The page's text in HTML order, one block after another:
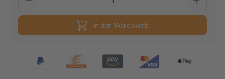
In den Warenkorb